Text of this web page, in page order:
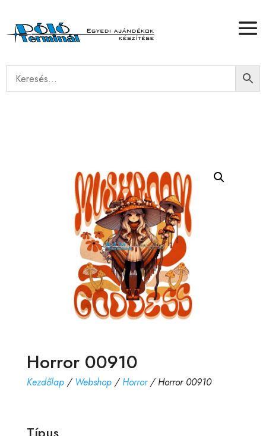
Horror 00910
Kezdőlap/ Webshop/ Horror/ Horror 00910